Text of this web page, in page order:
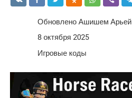
Обновлено Ашишем Арьей
8 октября 2025
Игровые коды